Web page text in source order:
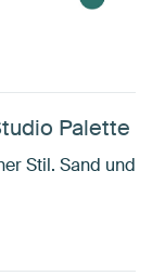
Palette
Stil. Sand und